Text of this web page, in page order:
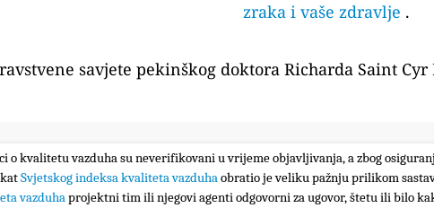
zraka i vaše zdravlje .
savjete pekinškog doktora Richarda Saint Cyr
o kvalitetu vazduha su neverifikovani u vrijeme objavljivanja, a zbog
Svjetskog indeksa kvaliteta vazduhaobratio je veliku pažnju prilikom
vazduhaprojektni tim ili njegovi agenti odgovorni za ugovor, štetu ili bilo